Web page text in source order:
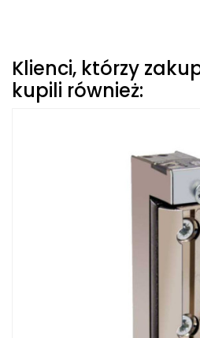
Klienci, którzy
kupili również: